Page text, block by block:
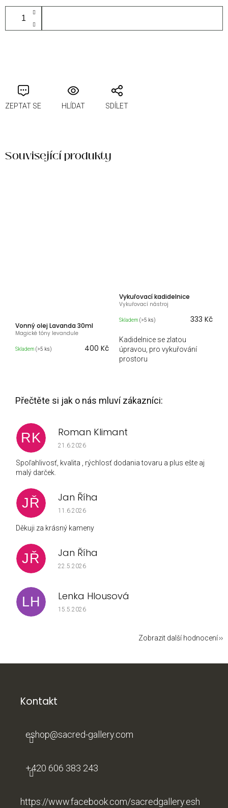
ZEPTAT SE HLÍDAT SDÍLET
Související produkty
Vonný olej Lavanda 30ml
Magické tóny levandule
Skladem (>5 ks) 400 Kč
Vykuřovací kadidelnice
Vykuřovací nástroj
Skladem (>5 ks) 333 Kč
Kadidelnice se zlatou
úpravou, pro vykuřování
prostoru
RK Roman Klimant
Hodnocení obchodu je 5 z 5 hvězdiček.
21.6.2026
Spoľahlivosť, kvalita , rýchlosť dodania tovaru a plus ešte aj
malý darček.
JŘ Jan Říha
Hodnocení obchodu je 5 z 5 hvězdiček.
11.6.2026
Děkuji za krásný kameny
JŘ Jan Říha
Hodnocení obchodu je 5 z 5 hvězdiček.
22.5.2026
LH Lenka Hlousová
Hodnocení obchodu je 5 z 5 hvězdiček.
15.5.2026
Zobrazit další hodnocení
Z
Kontakt
eshop@sacred-gallery.com
+420 606 383 243
https://www.facebook.com/sacredgallery.esh